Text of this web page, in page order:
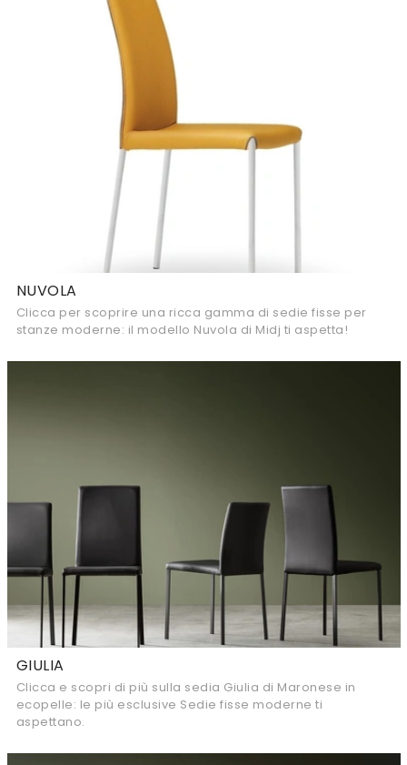
NUVOLA
Clicca per scoprire una ricca gamma di sedie fisse per
stanze moderne: il modello Nuvola di Midj ti aspetta!
GIULIA
Clicca e scopri di più sulla sedia Giulia di Maronese in
ecopelle: le più esclusive Sedie fisse moderne ti
aspettano.